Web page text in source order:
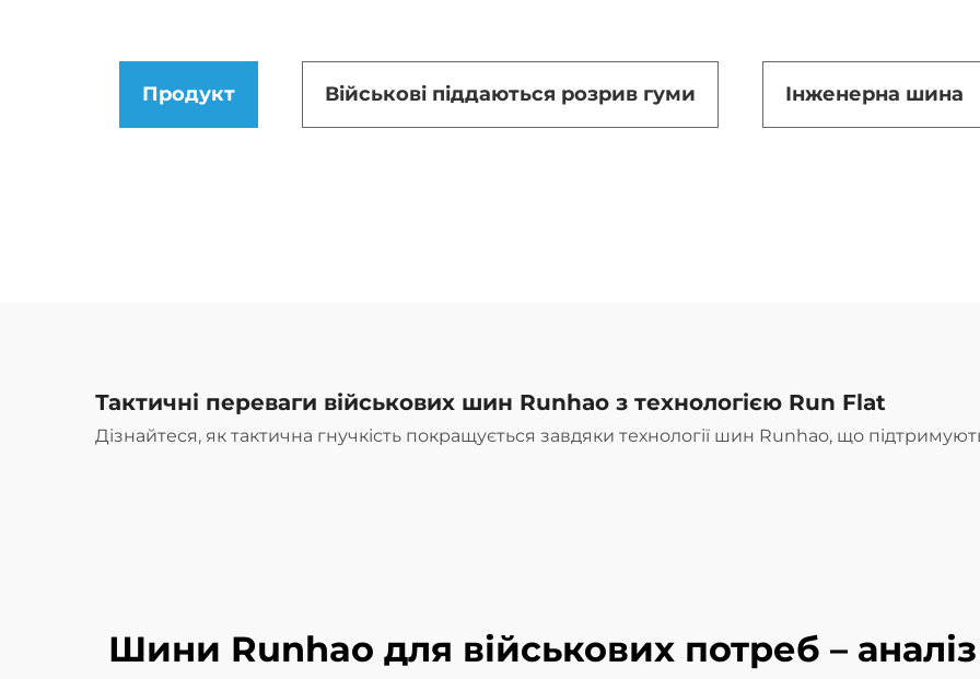
Продукт Військові піддаються розрив гуми Інженерна шина
Тактичні переваги військових шин Runhao з технологією Run Flat
Дізнайтеся, як тактична гнучкість покращується завдяки технології шин Runhao, що
Шини Runhao для військових потреб –